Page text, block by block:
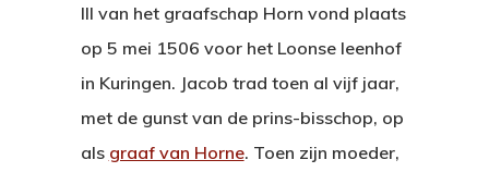
III van het graafschap Horn vond plaats
op 5 mei 1506 voor het Loonse leenhof
in Kuringen. Jacob trad toen al vijf jaar,
met de gunst van de prins-bisschop, op
als graaf van Horne. Toen zijn moeder,